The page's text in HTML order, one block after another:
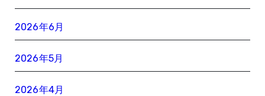
2026年6月
2026年5月
2026年4月